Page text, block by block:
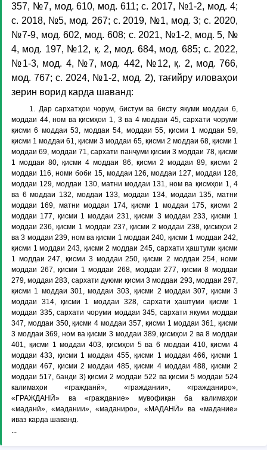
357, №7, мод. 610, мод. 611; с. 2017, №1-2, мод. 4;
с. 2018, №5, мод. 267; с. 2019, №1, мод. 3; с. 2020,
№7-9, мод. 602, мод. 608; с. 2021, №1-2, мод. 5, №
4, мод. 197, №12, қ. 2, мод. 684, мод. 685; с. 2022,
№1-3, мод. 4, №7, мод. 442, №12, қ. 2, мод. 766,
мод. 767; с. 2024, №1-2, мод. 2), тағийру иловаҳои
зерин ворид карда шаванд:
1. Дар сархатҳои чорум, бистум ва бисту якуми моддаи 6,
моддаи 44, ном ва қисмҳои 1, 3 ва 4 моддаи 45, сархати чоруми
қисми 6 моддаи 53, моддаи 54, моддаи 55, қисми 1 моддаи 59,
қисми 1 моддаи 61, қисми 3 моддаи 65, қисми 2 моддаи 68, қисми 1
моддаи 69, моддаи 71, сархати панҷуми қисми 3 моддаи 78, қисми
1 моддаи 80, қисми 4 моддаи 86, қисми 2 моддаи 89, қисми 2
моддаи 116, номи боби 15, моддаи 126, моддаи 127, моддаи 128,
моддаи 129, моддаи 130, матни моддаи 131, ном ва қисмҳои 1, 4
ва 6 моддаи 132, моддаи 133, моддаи 134, моддаи 135, матни
моддаи 169, матни моддаи 174, қисми 1 моддаи 175, қисми 2
моддаи 177, қисми 1 моддаи 231, қисми 3 моддаи 233, қисми 1
моддаи 236, қисми 1 моддаи 237, қисми 2 моддаи 238, қисмҳои 2
ва 3 моддаи 239, ном ва қисми 1 моддаи 240, қисми 1 моддаи 242,
қисми 1 моддаи 243, қисми 2 моддаи 245, сархати ҳаштуми қисми
1 моддаи 247, қисми 3 моддаи 250, қисми 2 моддаи 254, номи
моддаи 267, қисми 1 моддаи 268, моддаи 277, қисми 8 моддаи
279, моддаи 283, сархати дуюми қисми 3 моддаи 293, моддаи 297,
қисми 1 моддаи 301, моддаи 303, қисми 2 моддаи 307, қисми 3
моддаи 314, қисми 1 моддаи 328, сархати ҳаштуми қисми 1
моддаи 335, сархати чоруми моддаи 345, сархати якуми моддаи
347, моддаи 350, қисми 4 моддаи 357, қисми 1 моддаи 361, қисми
3 моддаи 369, ном ва қисми 3 моддаи 389, қисмҳои 2 ва 8 моддаи
401, қисми 1 моддаи 403, қисмҳои 5 ва 6 моддаи 410, қисми 4
моддаи 433, қисми 1 моддаи 455, қисми 1 моддаи 466, қисми 1
моддаи 467, қисми 2 моддаи 485, қисми 4 моддаи 488, қисми 2
моддаи 517, банди 3) қисми 2 моддаи 522 ва қисми 5 моддаи 524
калимаҳои «гражданӣ», «граждании», «гражданиро»,
«ГРАЖДАНӢ» ва «граждание» мувофиқан ба калимаҳои
«маданӣ», «мадании», «маданиро», «МАДАНӢ» ва «мадание»
иваз карда шаванд.
...